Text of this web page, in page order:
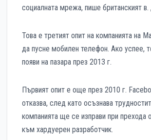
социалната мрежа, пише британският в.
Това е третият опит на компанията на
да пусне мобилен телефон. Ако успее,
появи на пазара през 2013 г.
Първият опит е още през 2010 г.
отказва, след като осъзнава
компанията ще се изправи при прехода
към хардуерен разработчик.